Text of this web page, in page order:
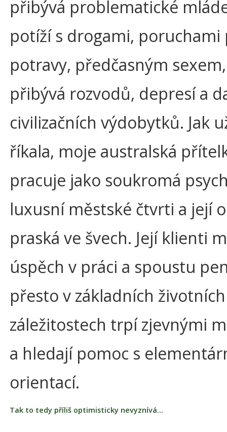
přibývá problematické
potíží s drogami,
potravy, předčasným
přibývá rozvodů, depresí a
civilizačních výdobytků. Jak
říkala, moje australská
pracuje jako soukromá
luxusní městské čtvrti a její
praská ve švech. Její klienti
úspěch v práci a spoustu
přesto v základních životních
záležitostech trpí zjevnými
a hledají pomoc s
orientací.
Tak to tedy příliš optimisticky nevyznívá…